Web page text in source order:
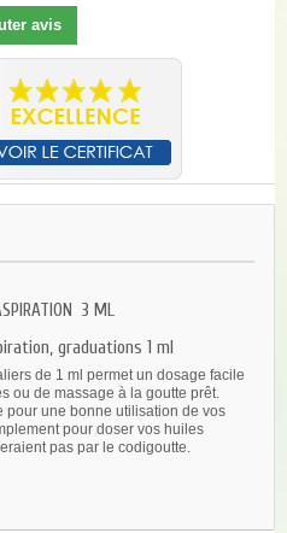
avis
3 ML
graduations 1 ml
de 1 ml permet un dosage facile
ou de massage à la goutte prêt.
une bonne utilisation de vos
pour doser vos huiles
pas par le codigoutte.